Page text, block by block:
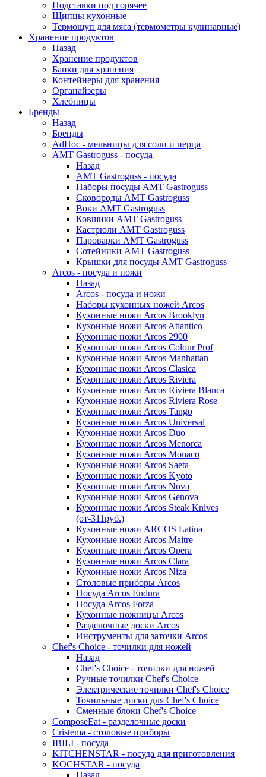
Подставки под горячее
Щипцы кухонные
Термощуп для мяса (термометры кулинарные)
Хранение продуктов
Назад
Хранение продуктов
Банки для хранения
Контейнеры для хранения
Органайзеры
Хлебницы
Бренды
Назад
Бренды
AdHoc - мельницы для соли и перца
AMT Gastroguss - посуда
Назад
AMT Gastroguss - посуда
Наборы посуды AMT Gastroguss
Сковороды AMT Gastroguss
Воки AMT Gastroguss
Ковшики AMT Gastroguss
Кастрюли AMT Gastroguss
Пароварки AMT Gastroguss
Сотейники AMT Gastroguss
Крышки для посуды AMT Gastroguss
Arcos - посуда и ножи
Назад
Arcos - посуда и ножи
Наборы кухонных ножей Arcos
Кухонные ножи Arcos Brooklyn
Кухонные ножи Arcos Atlantico
Кухонные ножи Arcos 2900
Кухонные ножи Arcos Colour Prof
Кухонные ножи Arcos Manhattan
Кухонные ножи Arcos Clasica
Кухонные ножи Arcos Riviera
Кухонные ножи Arcos Riviera Blanca
Кухонные ножи Arcos Riviera Rose
Кухонные ножи Arcos Tango
Кухонные ножи Arcos Universal
Кухонные ножи Arcos Duo
Кухонные ножи Arcos Menorca
Кухонные ножи Arcos Monaco
Кухонные ножи Arcos Saeta
Кухонные ножи Arcos Kyoto
Кухонные ножи Arcos Nova
Кухонные ножи Arcos Genova
Кухонные ножи Arcos Steak Knives
(от-311руб.)
Кухонные ножи ARCOS Latina
Кухонные ножи Arcos Maitre
Кухонные ножи Arcos Opera
Кухонные ножи Arcos Clara
Кухонные ножи Arcos Niza
Столовые приборы Arcos
Посуда Arcos Endura
Посуда Arcos Forza
Кухонные ножницы Arcos
Разделочные доски Arcos
Инструменты для заточки Arcos
Chef's Choice - точилки для ножей
Назад
Chef's Choice - точилки для ножей
Ручные точилки Chef's Choice
Электрические точилки Chef's Choice
Точильные диски для Chef's Choice
Сменные блоки Chef's Choice
ComposeEat - разделочные доски
Cristema - столовые приборы
IBILI - посуда
KITCHENSTAR - посуда для приготовления
KOCHSTAR - посуда
Назад